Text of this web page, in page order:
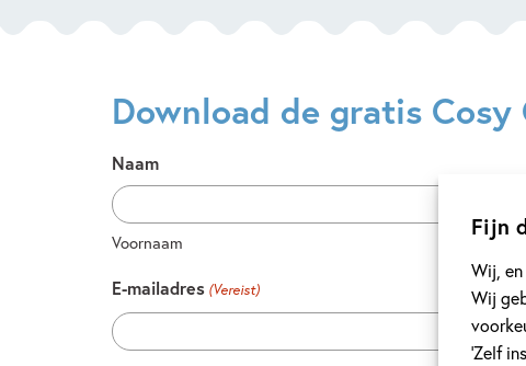
Fijn
Wij,
Wij
‘Zelf
Download de gratis
Naam
Voornaam
E-mailadres (Vereist)